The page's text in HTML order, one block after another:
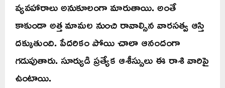
వ్యవహారాలు అనుకూలంగా మారుతాయి. అంతే
కాకుండా అత్త మామల నుంచి రావాల్సిన వారసత్వ ఆస్తి
దక్కుతుంది. పేదరికం పోయి చాలా ఆనందంగా
గడుపుతారు. సూర్యుడి ప్రత్యేక ఆశీస్సులు ఈ రాశి వారిపై
ఉంటాయి.